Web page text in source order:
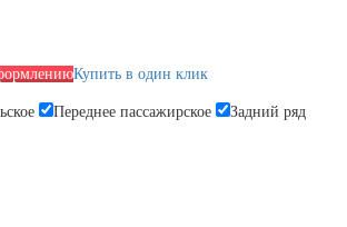
Купить в один клик
Переднее пассажирское
Задний ряд